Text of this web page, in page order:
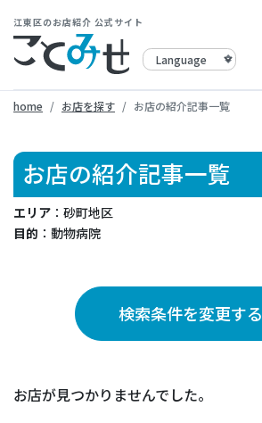
江東区のお店紹介 公式サイト
home お店を探す お店の紹介記事一覧
お店の紹介記事一覧
エリア ：砂町地区
目的 ：動物病院
検索条件を変更する
お店が見つかりませんでした。